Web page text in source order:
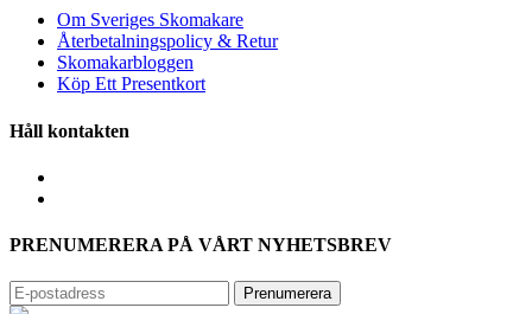
Om Sveriges Skomakare
Återbetalningspolicy & Retur
Skomakarbloggen
Köp Ett Presentkort
Håll kontakten
PRENUMERERA PÅ VÅRT NYHETSBREV